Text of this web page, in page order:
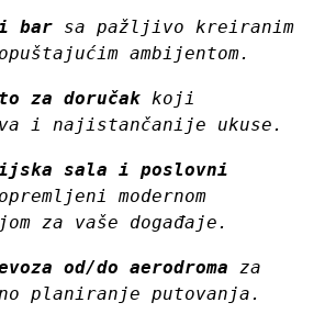
i bar sa pažljivo kreiranim
ambijentom.
za doručak koji
i najistančanije ukuse.
sala i poslovni
modernom
za vaše događaje.
od/do aerodroma za
planiranje putovanja.